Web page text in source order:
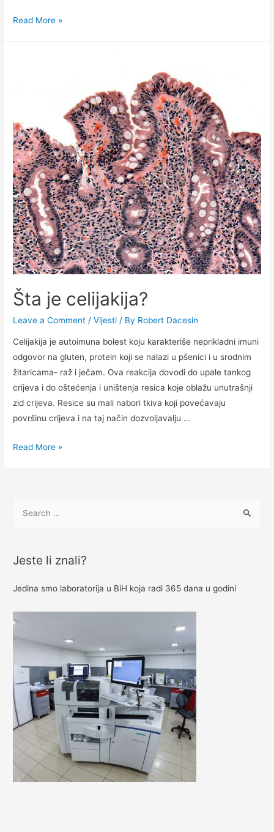
DNK
Read More »
Šta je celijakija?
Leave a Comment /Vijesti / By Robert Dacesin
Celijakija je autoimuna bolest koju karakteriše neprikladni imuni
odgovor na gluten, protein koji se nalazi u pšenici i u srodnim
žitaricama- raž i ječam. Ova reakcija dovodi do upale tankog
crijeva i do oštećenja i uništenja resica koje oblažu unutrašnji
zid crijeva. Resice su mali nabori tkiva koji povećavaju
površinu crijeva i na taj način dozvoljavalju …
Šta
Read More »
h
o
Jeste li znali?
Jedina smo laboratorija u BiH koja radi 365 dana u godini